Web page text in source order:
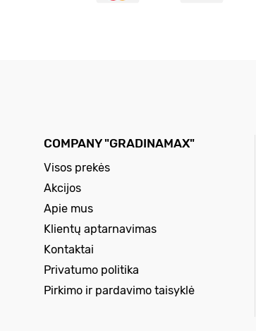
COMPANY "GRADINAMAX"
Visos prekės
Akcijos
Apie mus
Klientų aptarnavimas
Kontaktai
Privatumo politika
Pirkimo ir pardavimo taisyklė